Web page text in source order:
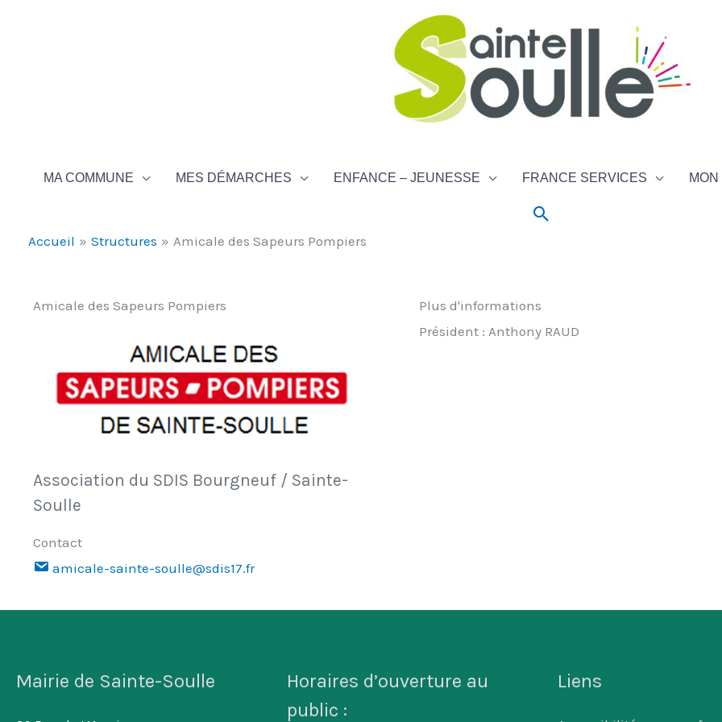
MA COMMUNE MES DÉMARCHES ENFANCE – JEUNESSE FRANCE SERVICES
Rechercher
Accueil Structures Amicale des Sapeurs Pompiers
Amicale des Sapeurs Pompiers
Association du SDIS Bourgneuf / Sainte-
Soulle
Contact
amicale-sainte-soulle@sdis17.fr
Plus d'informations
Président : Anthony RAUD
Mairie de Sainte-Soulle
Horaires d’ouverture au
public :
Liens